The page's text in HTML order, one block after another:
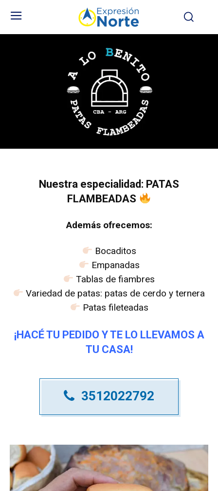
Nuestra especialidad: PATAS
FLAMBEADAS
Además ofrecemos:
Bocaditos
Empanadas
Tablas de fiambres
Variedad de patas: patas de cerdo y ternera
Patas fileteadas
¡HACÉ TU PEDIDO Y TE LO LLEVAMOS A
TU CASA!
3512022792